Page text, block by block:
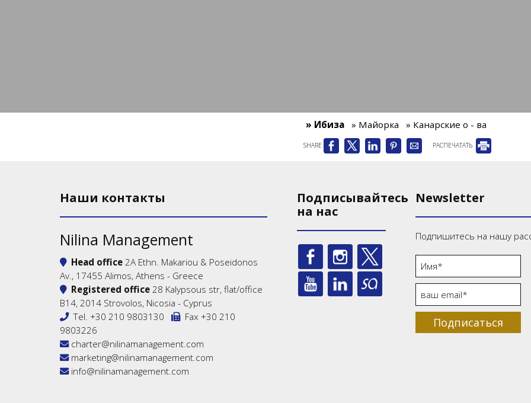
» Ибиза » Майорка » Канарские о - ва
SHARE РАСПЕЧАТАТЬ
Наши контакты
Nilina Management
Head office 2A Ethn. Makariou & Poseidonos
Av., 17455 Alimos, Athens - Greece
Registered office 28 Kalypsous str, flat/office
B14, 2014 Strovolos, Nicosia - Cyprus
Tel. +30 210 9803130
Fax +30 210
9803226
charter@nilinamanagement.com
marketing@nilinamanagement.com
info@nilinamanagement.com
Подписывайтесь
на нас
Newsletter
Подпишитесь на нашу
Подписаться